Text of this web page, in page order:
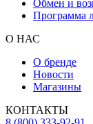
Обмен и
Программа
О НАС
О бренде
Новости
Магазины
КОНТАКТЫ